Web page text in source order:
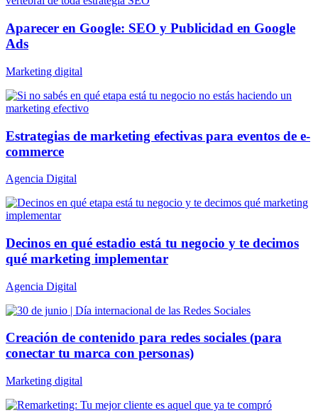
Aparecer en Google: SEO y Publicidad en Google
Ads
Marketing digital
Estrategias de marketing efectivas para eventos de e-
commerce
Agencia Digital
Decinos en qué estadio está tu negocio y te decimos
qué marketing implementar
Agencia Digital
Creación de contenido para redes sociales (para
conectar tu marca con personas)
Marketing digital